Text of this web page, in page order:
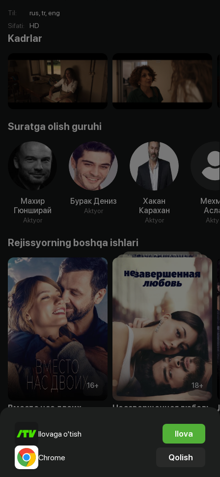
Til:
rus, tr, eng
Sifati: HD
Kadrlar
Suratga olish guruhi
Махир
Гюнширай
Aktyor
Бурак Дениз
Aktyor
Хакан
Карахан
Aktyor
Rejissyorning boshqa ishlari
16+
Вместо нас двоих
18+
Незавершенная любовь
Ilovaga o'tish Ilova
Chrome Qolish